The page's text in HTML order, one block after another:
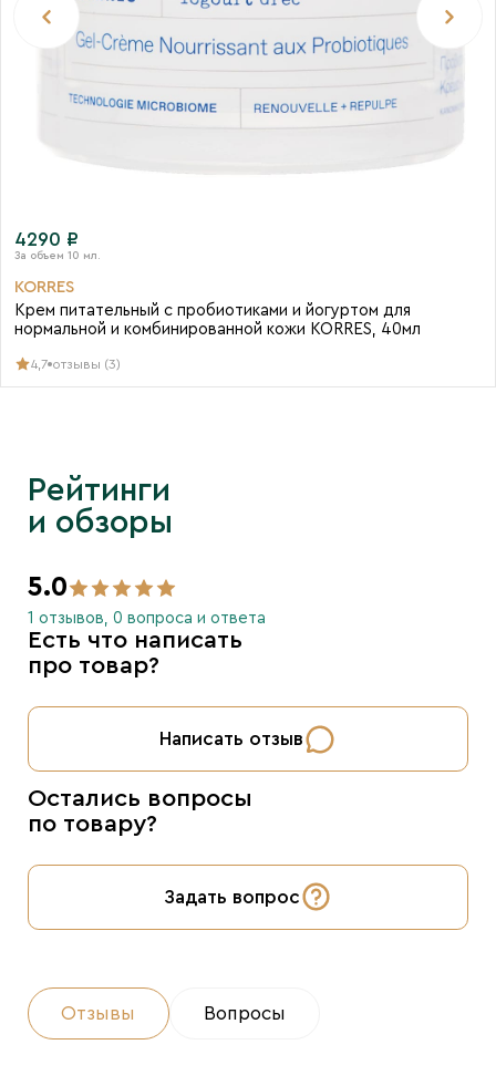
4290 ₽
KORRES
Крем питательный с пробиотиками и йогуртом для
нормальной и комбинированной кожи KORRES, 40мл
4,7 отзывы (3)
Рейтинги
и обзоры
5.0
1 отзывов, 0 вопроса и ответа
Есть что написать
про товар?
Написать отзыв
Остались вопросы
по товару?
Задать вопрос
Отзывы Вопросы